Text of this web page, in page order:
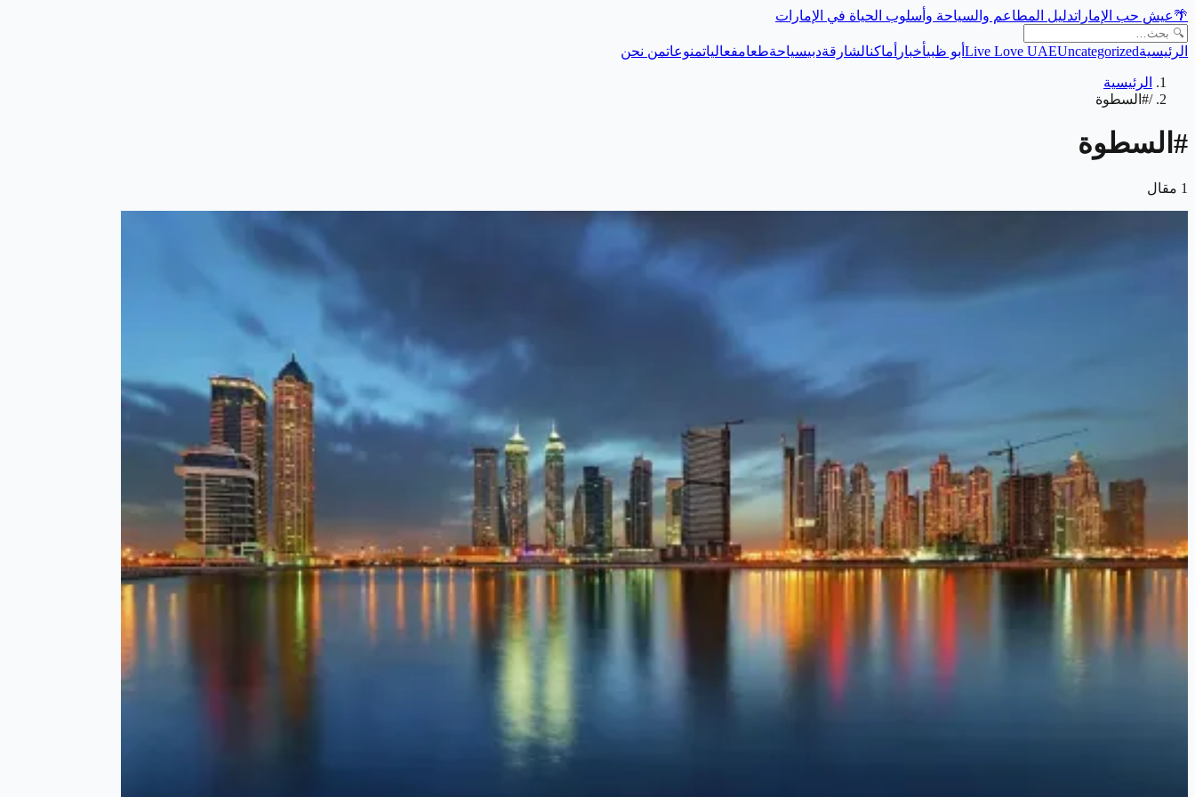
🌴عيش حب الإماراتدليل المطاعم والسياحة وأسلوب الحياة في الإمارات
الرئيسية Live Love UAEUncategorized أبو ظبيأخبار أماكنالشارقةدبيسياحةطعامفعالياتمنوعاتمن نحن
الرئيسية
/#السطوة
# السطوة
1 مقال